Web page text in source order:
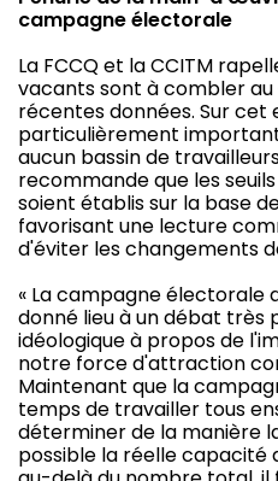
campagne électorale
La FCCQ et la CCITM
vacants sont à combler au
récentes données. Sur cet
particulièrement
aucun bassin de
recommande que les
soient établis sur la base
favorisant une lecture
d'éviter les changements
« La campagne électorale
donné lieu à un débat très
idéologique à propos de
notre force d'attraction
Maintenant que la
temps de travailler tous
déterminer de la manière
possible la réelle capacité